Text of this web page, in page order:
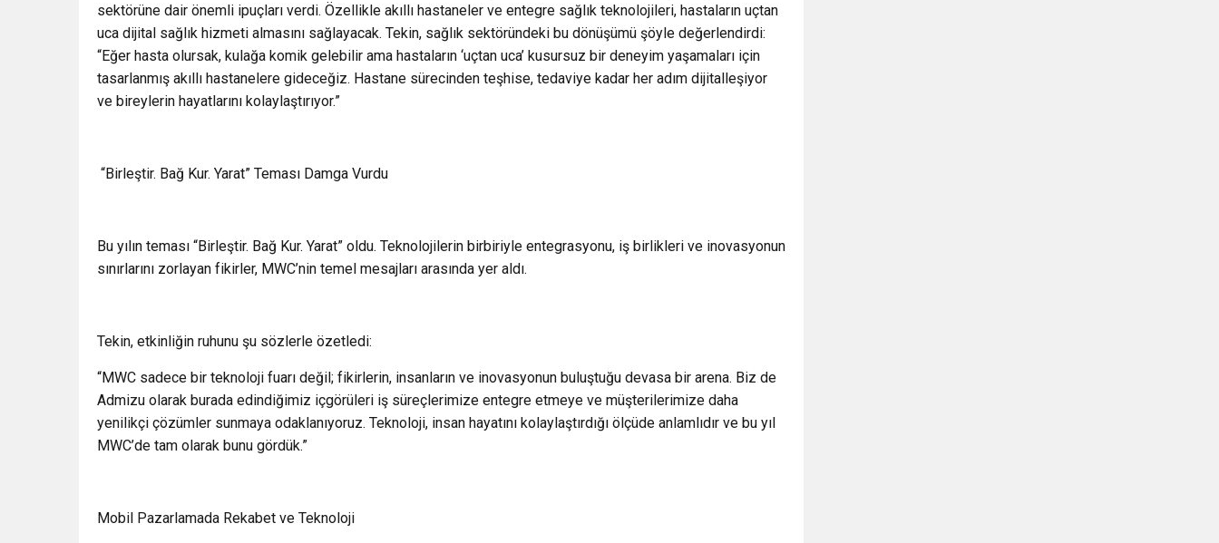
sektörüne dair önemli ipuçları verdi. Özellikle akıllı hastaneler ve entegre sağlık teknolojileri, hastaların uçtan
uca dijital sağlık hizmeti almasını sağlayacak. Tekin, sağlık sektöründeki bu dönüşümü şöyle değerlendirdi:
“Eğer hasta olursak, kulağa komik gelebilir ama hastaların ‘uçtan uca’ kusursuz bir deneyim yaşamaları için
tasarlanmış akıllı hastanelere gideceğiz. Hastane sürecinden teşhise, tedaviye kadar her adım dijitalleşiyor
ve bireylerin hayatlarını kolaylaştırıyor.”
“Birleştir. Bağ Kur. Yarat” Teması Damga Vurdu
Bu yılın teması “Birleştir. Bağ Kur. Yarat” oldu. Teknolojilerin birbiriyle entegrasyonu, iş birlikleri ve inovasyonun
sınırlarını zorlayan fikirler, MWC’nin temel mesajları arasında yer aldı.
Tekin, etkinliğin ruhunu şu sözlerle özetledi:
“MWC sadece bir teknoloji fuarı değil; fikirlerin, insanların ve inovasyonun buluştuğu devasa bir arena. Biz de
Admizu olarak burada edindiğimiz içgörüleri iş süreçlerimize entegre etmeye ve müşterilerimize daha
yenilikçi çözümler sunmaya odaklanıyoruz. Teknoloji, insan hayatını kolaylaştırdığı ölçüde anlamlıdır ve bu yıl
MWC’de tam olarak bunu gördük.”
Mobil Pazarlamada Rekabet ve Teknoloji